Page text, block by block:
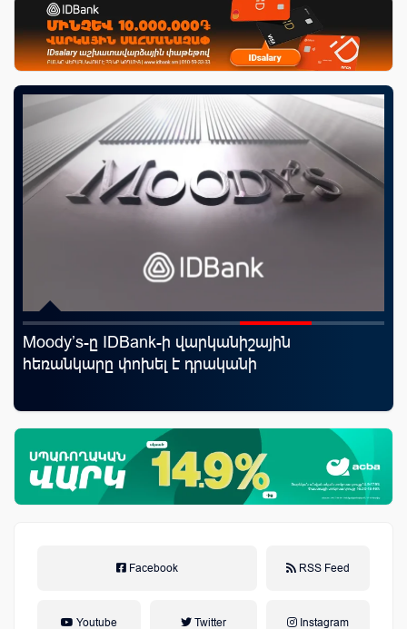
Moody’s-ը IDBank-ի վարկանիշային
հեռանկարը փոխել է դրականի
Facebook RSS Feed
Youtube Twitter Instagram